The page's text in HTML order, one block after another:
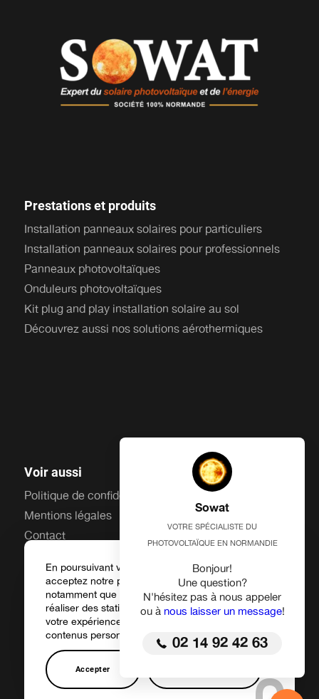
Prestations et produits
Installation panneaux solaires pour particuliers
Installation panneaux solaires pour professionnels
Panneaux photovoltaïques
Onduleurs photovoltaïques
Kit plug and play installation solaire au sol
Découvrez aussi nos solutions aérothermiques
Voir aussi
Politique de confidentialité
Mentions légales
Contact
© Copyright - - Site réalisé par Winsiders
Couverture géographique
En poursuivant votre navigation sur ce site, vous
acceptez notre politique de confidentialité et
notamment que des Cookies soient utilisés afin de
réaliser des statistiques d'audience, d'améliorer
votre expérience d'utilisateur et de vous offrir des
contenus personnalisés
Accepter
Sowat
VOTRE SPÉCIALISTE DU
PHOTOVOLTAÏQUE EN NORMANDIE
Bonjour!
Une question?
N'hésitez pas à nous appeler
ou à nous laisser un message!
02 14 92 42 63